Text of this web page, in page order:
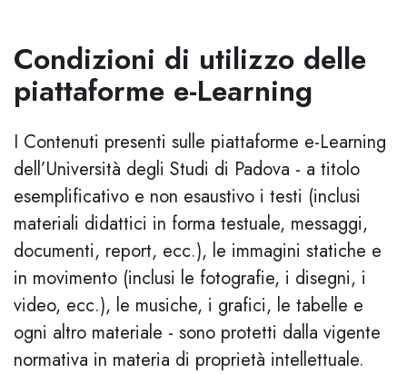
Condizioni di utilizzo delle
piattaforme e-Learning
I Contenuti presenti sulle piattaforme e-Learning
dell’Università degli Studi di Padova - a titolo
esemplificativo e non esaustivo i testi (inclusi
materiali didattici in forma testuale, messaggi,
documenti, report, ecc.), le immagini statiche e
in movimento (inclusi le fotografie, i disegni, i
video, ecc.), le musiche, i grafici, le tabelle e
ogni altro materiale - sono protetti dalla vigente
normativa in materia di proprietà intellettuale.